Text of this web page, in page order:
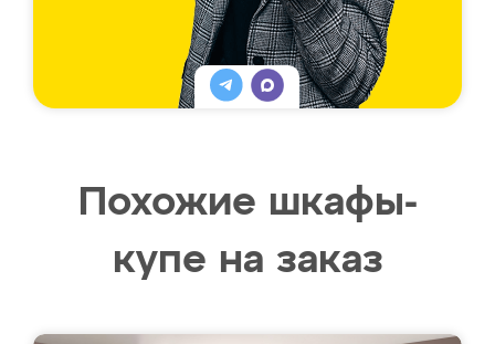
Похожие шкафы-
купе на заказ